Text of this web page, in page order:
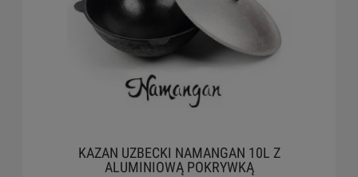
KAZAN UZBECKI NAMANGAN 10L Z
ALUMINIOWĄ POKRYWKĄ